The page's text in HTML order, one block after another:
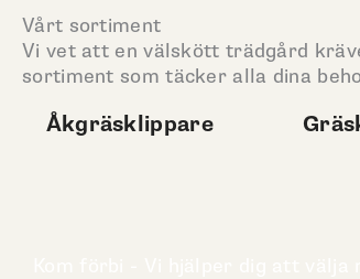
Vårt sortiment
Vi vet att en välskött trädgård
sortiment som täcker alla dina
Åkgräsklippare